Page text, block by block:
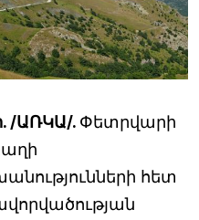
/ԱՌԿԱ/. Փետրվարի
հետ